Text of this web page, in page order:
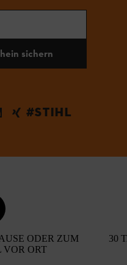
sichern
#STIHL
ODER ZUM
VOR ORT
30